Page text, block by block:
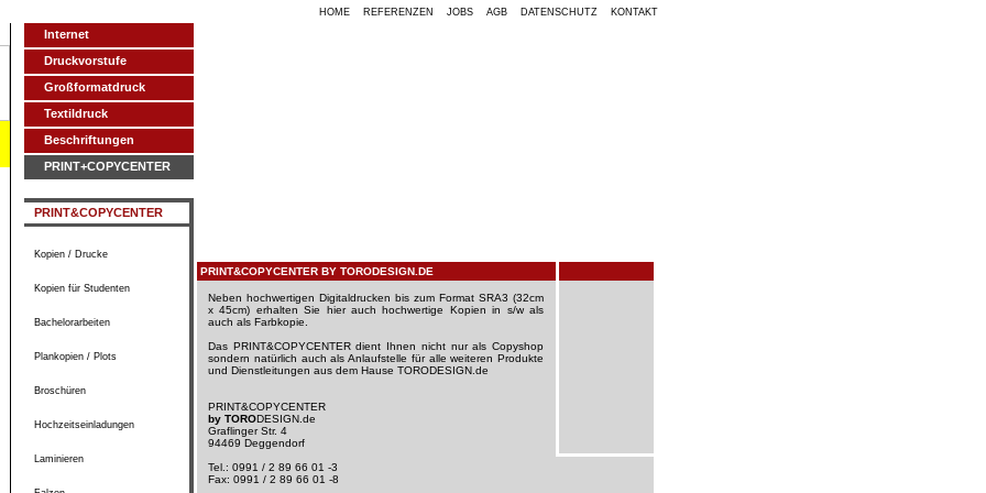
HOME REFERENZEN JOBS AGB DATENSCHUTZ KONTAKT
PRINT&COPYCENTER BY TORODESIGN.DE
Neben hochwertigen Digitaldrucken bis zum Format SRA3 (32cm
x 45cm) erhalten Sie hier auch hochwertige Kopien in s/w als
auch als Farbkopie.
Das PRINT&COPYCENTER dient Ihnen nicht nur als Copyshop
sondern natürlich auch als Anlaufstelle für alle weiteren Produkte
und Dienstleitungen aus dem Hause TORODESIGN.de
PRINT&COPYCENTER
by TORODESIGN.de
Graflinger Str. 4
94469 Deggendorf
Tel.: 0991 / 2 89 66 01 -3
Fax: 0991 / 2 89 66 01 -8
Internet
Druckvorstufe
Großformatdruck
Textildruck
Beschriftungen
PRINT+COPYCENTER
PRINT&COPYCENTER
Kopien / Drucke
Kopien für Studenten
Bachelorarbeiten
Plankopien / Plots
Broschüren
Hochzeitseinladungen
Laminieren